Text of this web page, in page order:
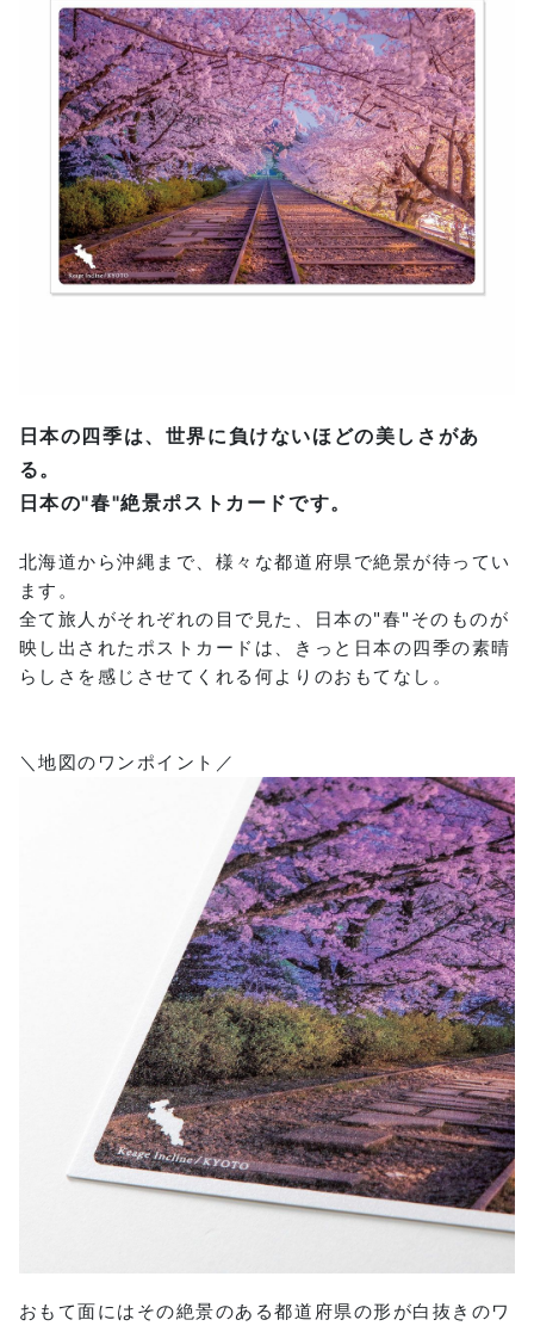
日本の四季は、世界に負けないほどの美しさがあ
る。
日本の"春"絶景ポストカードです。
北海道から沖縄まで、様々な都道府県で絶景が待ってい
ます。
全て旅人がそれぞれの目で見た、日本の"春"そのものが
映し出されたポストカードは、きっと日本の四季の素晴
らしさを感じさせてくれる何よりのおもてなし。
＼地図のワンポイント／
おもて面にはその絶景のある都道府県の形が白抜きのワ